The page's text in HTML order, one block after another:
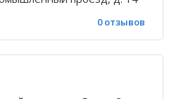
0 отзывов